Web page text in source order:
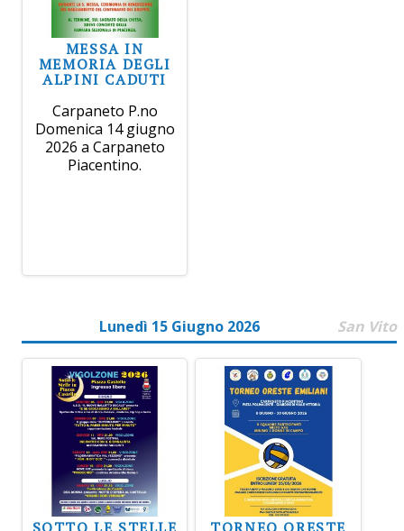
MESSA IN
MEMORIA DEGLI
ALPINI CADUTI
Carpaneto P.no
Domenica 14 giugno
2026 a Carpaneto
Piacentino.
Lunedì 15 Giugno 2026 San Vito